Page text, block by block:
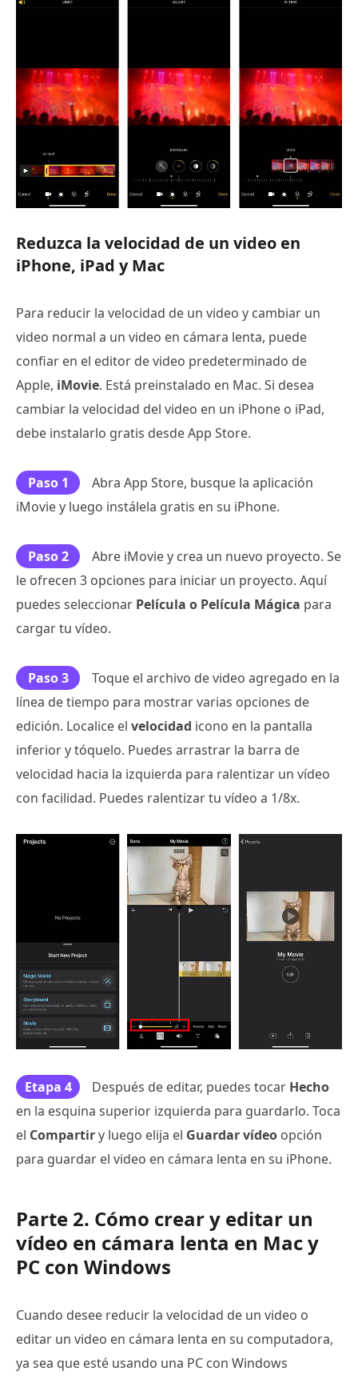
Reduzca la velocidad de un video en
iPhone, iPad y Mac
Para reducir la velocidad de un video y cambiar un
video normal a un video en cámara lenta, puede
confiar en el editor de video predeterminado de
Apple, iMovie. Está preinstalado en Mac. Si desea
cambiar la velocidad del video en un iPhone o iPad,
debe instalarlo gratis desde App Store.
Paso 1
Abra App Store, busque la aplicación
iMovie y luego instálela gratis en su iPhone.
Paso 2
Abre iMovie y crea un nuevo proyecto. Se
le ofrecen 3 opciones para iniciar un proyecto. Aquí
puedes seleccionar Película o Película Mágica para
cargar tu vídeo.
Paso 3
Toque el archivo de video agregado en la
línea de tiempo para mostrar varias opciones de
edición. Localice el velocidad icono en la pantalla
inferior y tóquelo. Puedes arrastrar la barra de
velocidad hacia la izquierda para ralentizar un vídeo
con facilidad. Puedes ralentizar tu vídeo a 1/8x.
Etapa 4 Después de editar, puedes tocar Hecho
en la esquina superior izquierda para guardarlo. Toca
el Compartiry luego elija el Guardar vídeo opción
para guardar el video en cámara lenta en su iPhone.
Parte 2. Cómo crear y editar un
vídeo en cámara lenta en Mac y
PC con Windows
Cuando desee reducir la velocidad de un video o
editar un video en cámara lenta en su computadora,
ya sea que esté usando una PC con Windows